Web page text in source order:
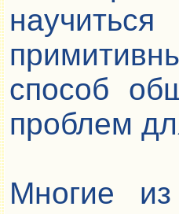
способ
проблем
Многие